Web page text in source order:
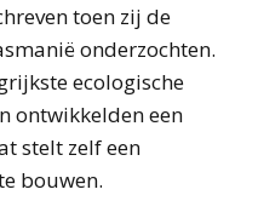
toen zij de
onderzochten.
ecologische
ontwikkelden een
stelt zelf een
bouwen.